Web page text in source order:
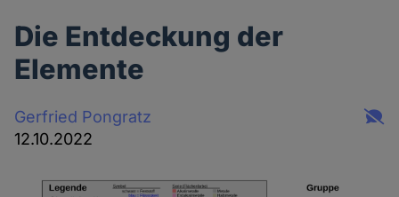
Die Entdeckung der
Elemente
Gerfried Pongratz
12.10.2022